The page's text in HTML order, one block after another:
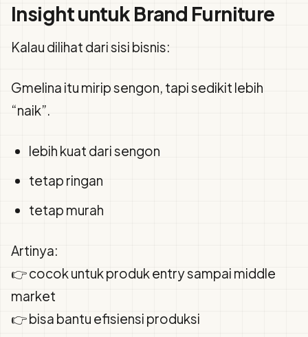
Insight untuk Brand Furniture
Kalau dilihat dari sisi bisnis:
Gmelina itu mirip sengon, tapi sedikit lebih
“naik”.
lebih kuat dari sengon
tetap ringan
tetap murah
Artinya:
👉 cocok untuk produk entry sampai middle
market
👉 bisa bantu efisiensi produksi